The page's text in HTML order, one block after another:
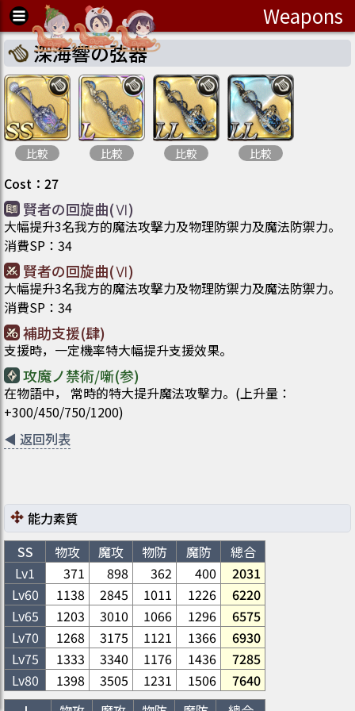
Weapons
深海響の弦器
比較 比較 比較 比較
Cost ： 27
賢者の回旋曲(Ⅵ)
大幅提升3名我方的魔法攻撃力及物理防禦力及魔法防禦力。
消費SP ： 34
賢者の回旋曲(Ⅵ)
大幅提升3名我方的魔法攻撃力及物理防禦力及魔法防禦力。
消費SP ： 34
補助支援(肆)
支援時，一定機率特大幅提升支援效果。
攻魔ノ禁術/噺(参)
在物語中， 常時的特大提升魔法攻擊力。(上升量：
+300/450/750/1200)
◀ 返回列表
能力素質
SS
物攻 魔攻 物防 魔防
總合
Lv1
371 898 362 400
2031
Lv60 1138 2845 1011 1226
6220
Lv65 1203 3010 1066 1296
6575
Lv70 1268 3175 1121 1366
6930
Lv75 1333 3340 1176 1436
7285
Lv80 1398 3505 1231 1506
7640